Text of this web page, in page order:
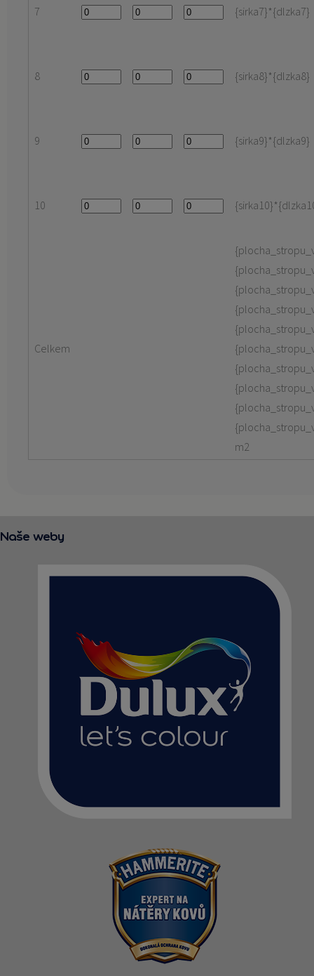
7 {sirka7}*{dlzka7}
8 {sirka8}*{dlzka8}
9 {sirka9}*{dlzka9}
10
Celkem
m2
Naše weby